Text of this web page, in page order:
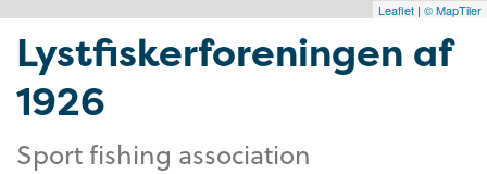
Leaflet | © MapTiler
Lystfiskerforeningen af
1926
Sport fishing association